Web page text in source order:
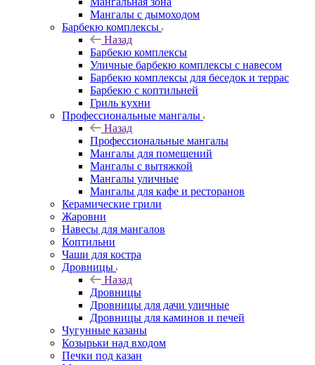
Мангалы с дымоходом
Барбекю комплексы
Назад
Барбекю комплексы
Уличные барбекю комплексы с навесом
Барбекю комплексы для беседок и террас
Барбекю с коптильней
Гриль кухни
Профессиональные мангалы
Назад
Профессиональные мангалы
Мангалы для помещений
Мангалы с вытяжкой
Мангалы уличные
Мангалы для кафе и ресторанов
Керамические грили
Жаровни
Навесы для мангалов
Коптильни
Чаши для костра
Дровницы
Назад
Дровницы
Дровницы для дачи уличные
Дровницы для каминов и печей
Чугунные казаны
Козырьки над входом
Печки под казан